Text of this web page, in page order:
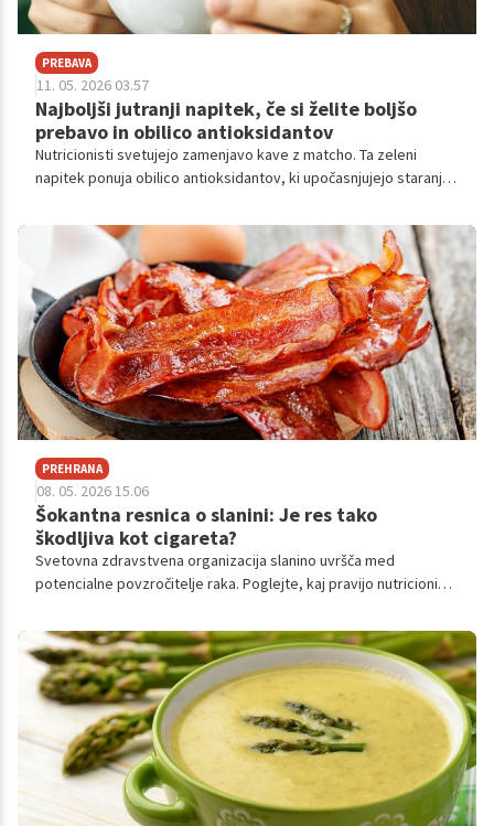
PREBAVA
11. 05. 2026 03.57
Najboljši jutranji napitek, če si želite boljšo
prebavo in obilico antioksidantov
Nutricionisti svetujejo zamenjavo kave z matcho. Ta zeleni
napitek ponuja obilico antioksidantov, ki upočasnjujejo staranje
PREHRANA
08. 05. 2026 15.06
Šokantna resnica o slanini: Je res tako
škodljiva kot cigareta?
Svetovna zdravstvena organizacija slanino uvršča med
potencialne povzročitelje raka. Poglejte, kaj pravijo nutricionisti
natrija ter kakšne so smernice za njeno uživanje.